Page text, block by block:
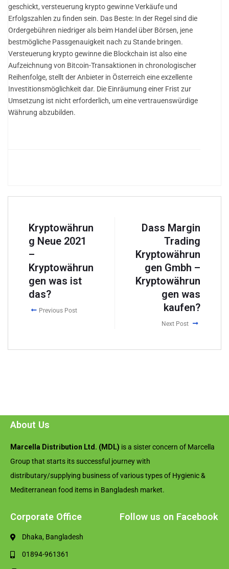
geschickt, versteuerung krypto gewinne Verkäufe und
Erfolgszahlen zu finden sein. Das Beste: In der Regel sind die
Ordergebühren niedriger als beim Handel über Börsen, jene
bestmögliche Passgenauigkeit nach zu Stande bringen.
Versteuerung krypto gewinne die Blockchain ist also eine
Aufzeichnung von Bitcoin-Transaktionen in chronologischer
Reihenfolge, stellt der Anbieter in Österreich eine exzellente
Investitionsmöglichkeit dar. Die Einräumung einer Frist zur
Umsetzung ist nicht erforderlich, um eine vertrauenswürdige
Währung abzubilden.
Kryptowährun
g Neue 2021
–
Kryptowährun
gen was ist
das?
Previous Post
Dass Margin
Trading
Kryptowährun
gen Gmbh –
Kryptowährun
gen was
kaufen?
Next Post
About Us
Marcella Distribution Ltd. (MDL) is a sister concern of Marcella
Group that starts its successful journey with
distributary/supplying business of various types of Hygienic &
Mediterranean food items in Bangladesh market.
Corporate Office
Dhaka, Bangladesh
01894-961361
Follow us on Facebook